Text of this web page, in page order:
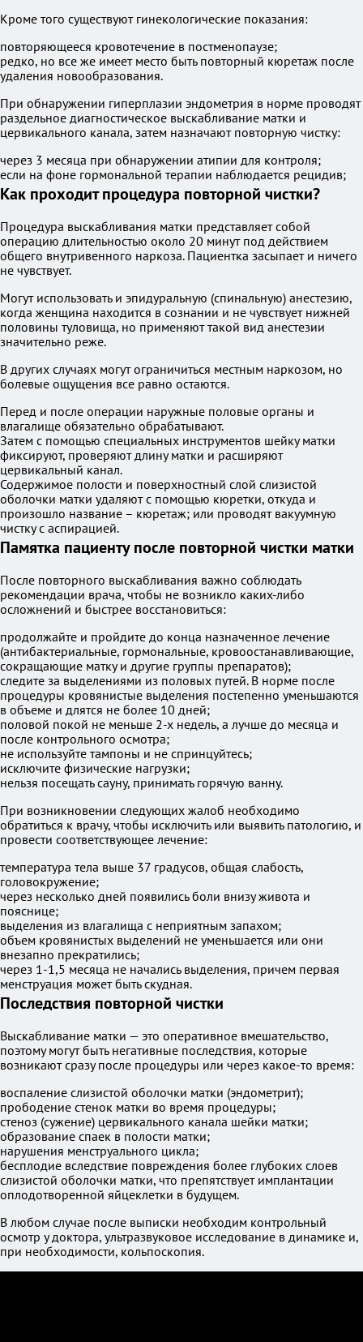
Кроме того существуют гинекологические показания:
повторяющееся кровотечение в постменопаузе;
редко, но все же имеет место быть повторный кюретаж после
удаления новообразования.
При обнаружении гиперплазии эндометрия в норме проводят
раздельное диагностическое выскабливание матки и
цервикального канала, затем назначают повторную чистку:
через 3 месяца при обнаружении атипии для контроля;
если на фоне гормональной терапии наблюдается рецидив;
Как проходит процедура повторной чистки?
Процедура выскабливания матки представляет собой
операцию длительностью около 20 минут под действием
общего внутривенного наркоза. Пациентка засыпает и ничего
не чувствует.
Могут использовать и эпидуральную (спинальную) анестезию,
когда женщина находится в сознании и не чувствует нижней
половины туловища, но применяют такой вид анестезии
значительно реже.
В других случаях могут ограничиться местным наркозом, но
болевые ощущения все равно остаются.
Перед и после операции наружные половые органы и
влагалище обязательно обрабатывают.
Затем с помощью специальных инструментов шейку матки
фиксируют, проверяют длину матки и расширяют
цервикальный канал.
Содержимое полости и поверхностный слой слизистой
оболочки матки удаляют с помощью кюретки, откуда и
произошло название – кюретаж; или проводят вакуумную
чистку с аспирацией.
Памятка пациенту после повторной чистки матки
После повторного выскабливания важно соблюдать
рекомендации врача, чтобы не возникло каких-либо
осложнений и быстрее восстановиться:
продолжайте и пройдите до конца назначенное лечение
(антибактериальные, гормональные, кровоостанавливающие,
сокращающие матку и другие группы препаратов);
следите за выделениями из половых путей. В норме после
процедуры кровянистые выделения постепенно уменьшаются
в объеме и длятся не более 10 дней;
половой покой не меньше 2-х недель, а лучше до месяца и
после контрольного осмотра;
не используйте тампоны и не спринцуйтесь;
исключите физические нагрузки;
нельзя посещать сауну, принимать горячую ванну.
При возникновении следующих жалоб необходимо
обратиться к врачу, чтобы исключить или выявить патологию, и
провести соответствующее лечение:
температура тела выше 37 градусов, общая слабость,
головокружение;
через несколько дней появились боли внизу живота и
пояснице;
выделения из влагалища с неприятным запахом;
объем кровянистых выделений не уменьшается или они
внезапно прекратились;
через 1-1,5 месяца не начались выделения, причем первая
менструация может быть скудная.
Последствия повторной чистки
Выскабливание матки — это оперативное вмешательство,
поэтому могут быть негативные последствия, которые
возникают сразу после процедуры или через какое-то время:
воспаление слизистой оболочки матки (эндометрит);
прободение стенок матки во время процедуры;
стеноз (сужение) цервикального канала шейки матки;
образование спаек в полости матки;
нарушения менструального цикла;
бесплодие вследствие повреждения более глубоких слоев
слизистой оболочки матки, что препятствует имплантации
оплодотворенной яйцеклетки в будущем.
В любом случае после выписки необходим контрольный
осмотр у доктора, ультразвуковое исследование в динамике и,
при необходимости, кольпоскопия.